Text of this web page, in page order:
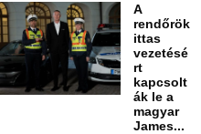
A
rendőrök
ittas
vezetésé
rt
kapcsolt
ák le a
magyar
James...